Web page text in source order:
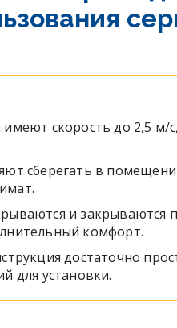
скорость до 2,5 м/
сберегать в
и закрываются
комфорт.
достаточно
для установки.